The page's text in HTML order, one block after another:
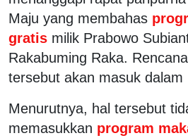
Maju yang membahas
gratis milik Prabowo
Rakabuming Raka.
tersebut akan masuk dalam
Menurutnya, hal tersebut
memasukkan program